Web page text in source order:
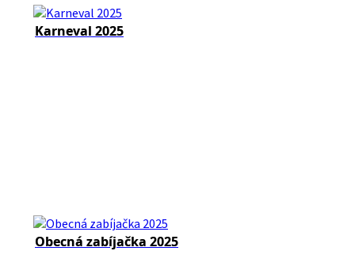
Karneval 2025
Obecná zabíjačka 2025